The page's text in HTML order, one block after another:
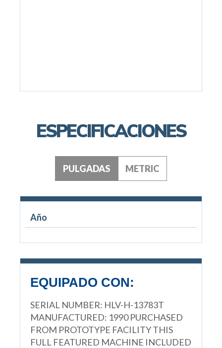
ESPECIFICACIONES
PULGADAS METRIC
Año
EQUIPADO CON:
SERIAL NUMBER: HLV-H-13783T
MANUFACTURED: 1990 PURCHASED
FROM PROTOTYPE FACILITY THIS
FULL FEATURED MACHINE INCLUDED